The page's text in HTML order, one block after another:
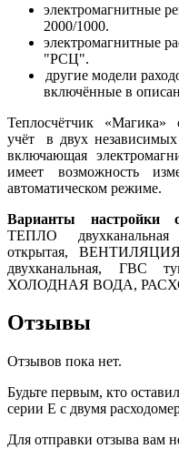
электромагнитные
2000/1000.
электромагнитные
"РСЦ".
другие модели
включённые в
Теплосчётчик «Магика»
учёт в двух независимых
включающая
имеет возможность
автоматическом режиме.
Варианты настройки
ТЕПЛО двухканальная
открытая,
двухканальная, ГВС
ХОЛОДНАЯ ВОДА,
Отзывы
Отзывов пока нет.
Будьте первым, кто
серии Е с двумя
Для отправки отзыва вам